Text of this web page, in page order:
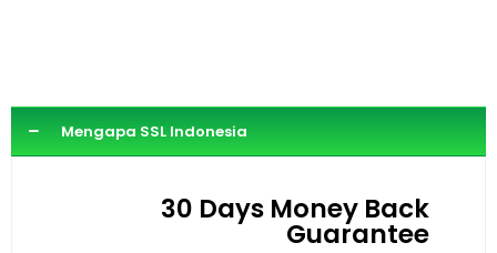
Mengapa SSL Indonesia
30 Days Money Back
Guarantee